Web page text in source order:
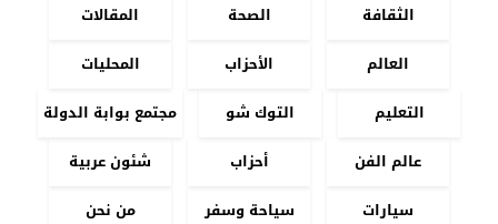
الثقافة
الصحة
المقالات
العالم
الأحزاب
المحليات
التعليم
التوك شو
مجتمع بوابة الدولة
عالم الفن
أحزاب
شئون عربية
سيارات
سياحة وسفر من نحن